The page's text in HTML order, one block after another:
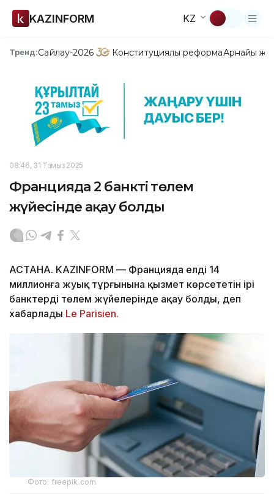
KAZINFORM KZ
Тренд:Сайлау-2026 Конституциялық реформаАрнайы
08:46, 31 Тамыз 2025
Францияда 2 банктің төлем
жүйесінде ақау болды
АСТАНА. KAZINFORM — Францияда елдің 14
миллионға жуық тұрғынына қызмет көрсететін ірі
банктердің төлем жүйелерінде ақау болды, деп
хабарлады Le Parisien.
Фото: freepik.com